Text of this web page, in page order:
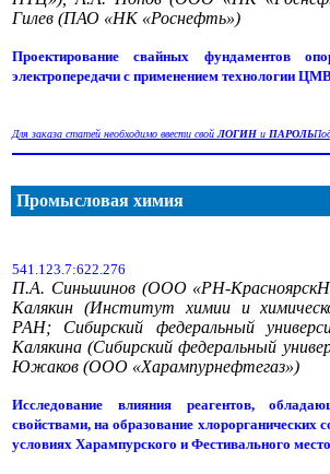
Гилев (ПАО «НК «Роснефть»)
Проектирование свайных фундаментов
электропередачи с применением технологии
Для заказа статей необходимо ввести свойЛОГИН и ПАРОЛЬ
Промысловая химия
541.123.7:622.276
П.А. Синьшинов (ООО «РН-
Калякин (Институт химии и
РАН; Сибирский федеральный
Калякина (Сибирский федеральный
Южаков (ООО «Харампурнефтегаз»)
Исследование влияния реагентов,
свойствами, на образование хлорорганических
условиях Харампурского и Фестивального